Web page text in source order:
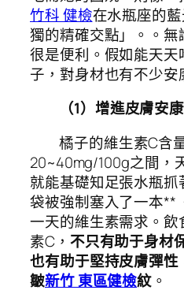
竹科 健檢在水瓶座的
獨的精確交點」。。
很是便利。假如能天天
子，對身材也有不少安
（1）增進皮膚安康
橘子的維生素C含
20~40mg/100g之間，
就能基礎知足張水瓶
袋被強制塞入了一本**
一天的維生素需求。
素C， 不只有助于身材
也有助于堅持皮膚彈
皺新竹 東區健檢紋 。